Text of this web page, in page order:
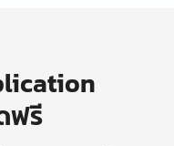
ฟรี